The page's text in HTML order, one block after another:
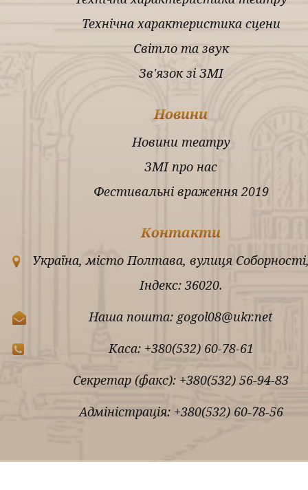
Технічна характеристика сцени
Світло та звук
Зв'язок зі ЗМІ
Новини
Новини театру
ЗМІ про нас
Фестивальні враження 2019
Контакти
Україна, місто Полтава, вулиця
Індекс: 36020.
Наша пошта: gogol08@ukr.net
Каса: +380(532) 60-78-61
Секретар (факс): +380(532) 56-94-83
Адміністрація: +380(532) 60-78-56